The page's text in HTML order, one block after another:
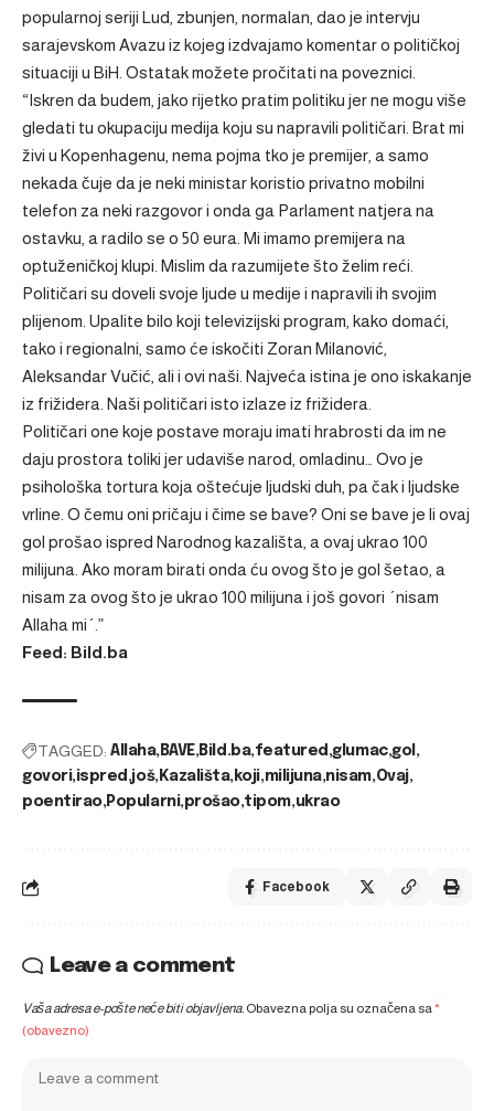
popularnoj seriji Lud, zbunjen, normalan, dao je intervju
sarajevskom Avazu iz kojeg izdvajamo komentar o političkoj
situaciji u BiH. Ostatak možete pročitati na poveznici
“Iskren da budem, jako rijetko pratim politiku jer ne mogu više
gledati tu okupaciju medija koju su napravili političari. Brat mi
živi u Kopenhagenu, nema pojma tko je premijer, a samo
nekada čuje da je neki ministar koristio privatno mobilni
telefon za neki razgovor i onda ga Parlament natjera na
ostavku, a radilo se o 50 eura. Mi imamo premijera na
optuženičkoj klupi. Mislim da razumijete što želim reći.
Političari su doveli svoje ljude u medije i napravili ih svojim
plijenom. Upalite bilo koji televizijski program, kako domaći,
tako i regionalni, samo će iskočiti Zoran Milanović,
Aleksandar Vučić, ali i ovi naši. Najveća istina je ono iskakanje
iz frižidera. Naši političari isto izlaze iz frižidera.
Političari one koje postave moraju imati hrabrosti da im ne
daju prostora toliki jer udaviše narod, omladinu… Ovo je
psihološka tortura koja oštećuje ljudski duh, pa čak i ljudske
vrline. O čemu oni pričaju i čime se bave? Oni se bave je li ovaj
gol prošao ispred Narodnog kazališta, a ovaj ukrao 100
milijuna. Ako moram birati onda ću ovog što je gol šetao, a
nisam za ovog što je ukrao 100 milijuna i još govori ´nisam
Allaha mi´.”
Feed: Bild.ba
TAGGED: Allaha BAVE Bild.ba featured glumac gol
govori ispred još Kazališta koji milijuna nisam Ovaj
poentirao Popularni prošao tipom ukrao
Facebook
Leave a comment
Vaša adresa e-pošte neće biti objavljena. Obavezna polja su označena sa*
(obavezno)